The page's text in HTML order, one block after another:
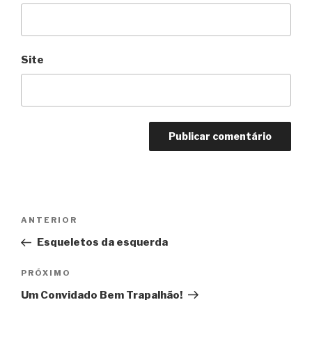
Site
Post
Anterior
ANTERIOR
Esqueletos da esquerda
Próximo
PRÓXIMO
Um Convidado Bem Trapalhão!